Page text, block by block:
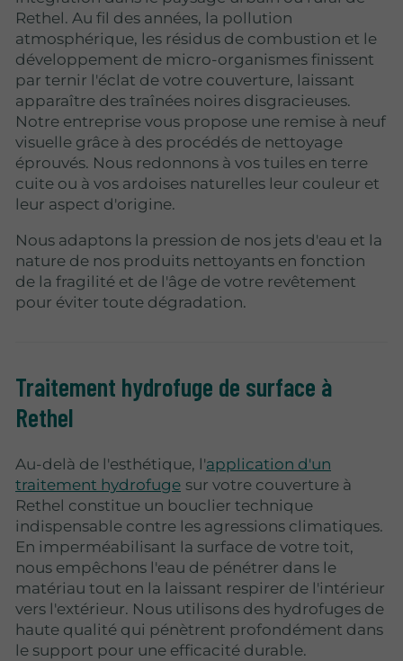
Rethel. Au fil des années, la pollution
atmosphérique, les résidus de combustion et le
développement de micro-organismes finissent
par ternir l'éclat de votre couverture, laissant
apparaître des traînées noires disgracieuses.
Notre entreprise vous propose une remise à neuf
visuelle grâce à des procédés de nettoyage
éprouvés. Nous redonnons à vos tuiles en terre
cuite ou à vos ardoises naturelles leur couleur et
leur aspect d'origine.
Nous adaptons la pression de nos jets d'eau et la
nature de nos produits nettoyants en fonction
de la fragilité et de l'âge de votre revêtement
pour éviter toute dégradation.
Traitement hydrofuge de surface à
Rethel
Au-delà de l'esthétique, l'application d'un
traitement hydrofuge sur votre couverture à
Rethel constitue un bouclier technique
indispensable contre les agressions climatiques.
En imperméabilisant la surface de votre toit,
nous empêchons l'eau de pénétrer dans le
matériau tout en la laissant respirer de l'intérieur
vers l'extérieur. Nous utilisons des hydrofuges de
haute qualité qui pénètrent profondément dans
le support pour une efficacité durable.